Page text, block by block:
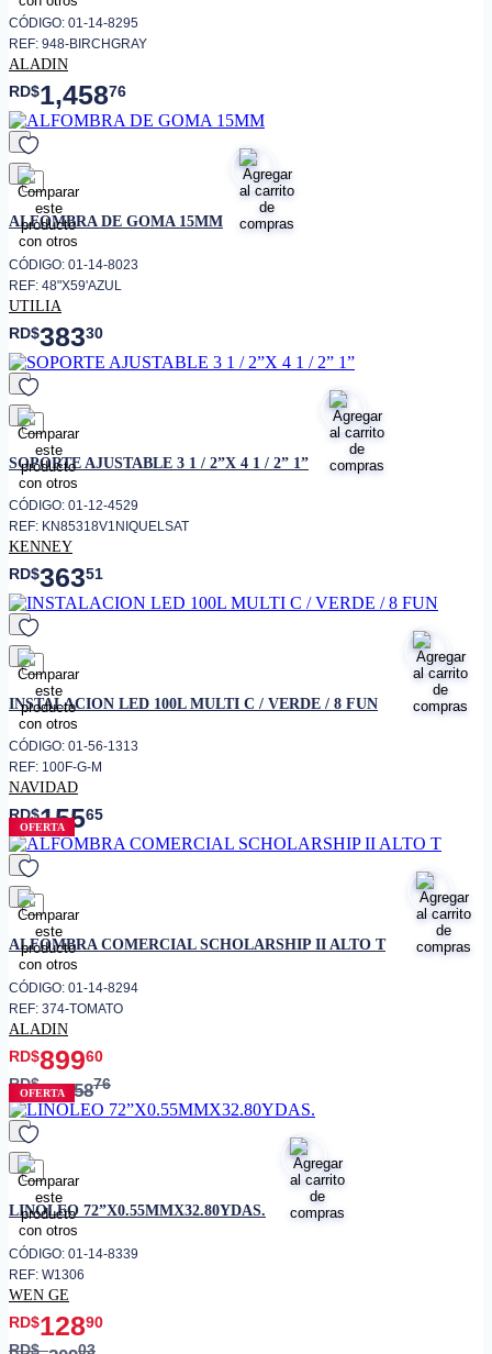
CÓDIGO: 01-14-8295
REF: 948-BIRCHGRAY
ALADIN
RD$1,45876
favorito
ALFOMBRA DE GOMA 15MM
CÓDIGO: 01-14-8023
REF: 48"X59'AZUL
UTILIA
RD$38330
favorito
SOPORTE AJUSTABLE 3 1 / 2”X 4 1 / 2” 1”
CÓDIGO: 01-12-4529
REF: KN85318V1NIQUELSAT
KENNEY
RD$36351
favorito
INSTALACION LED 100L MULTI C / VERDE / 8 FUN
CÓDIGO: 01-56-1313
REF: 100F-G-M
NAVIDAD
RD$15565
OFERTA
favorito
ALFOMBRA COMERCIAL SCHOLARSHIP II ALTO T
CÓDIGO: 01-14-8294
REF: 374-TOMATO
ALADIN
RD$89960
RD$1,45876
OFERTA
favorito
LINOLEO 72”X0.55MMX32.80YDAS.
CÓDIGO: 01-14-8339
REF: W1306
WEN GE
RD$12890
RD$ 03